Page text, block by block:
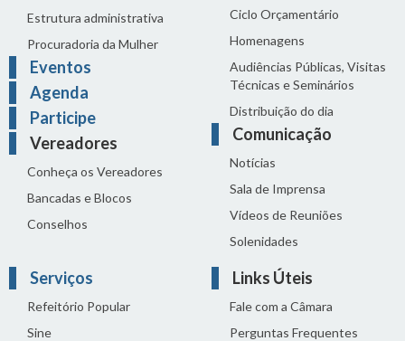
Estrutura administrativa
Procuradoria da Mulher
Eventos
Agenda
Participe
Vereadores
Conheça os Vereadores
Bancadas e Blocos
Conselhos
Ciclo Orçamentário
Homenagens
Audiências Públicas, Visitas
Técnicas e Seminários
Distribuição do dia
Comunicação
Notícias
Sala de Imprensa
Vídeos de Reuniões
Solenidades
Serviços
Refeitório Popular
Sine
Links Úteis
Fale com a Câmara
Perguntas Frequentes